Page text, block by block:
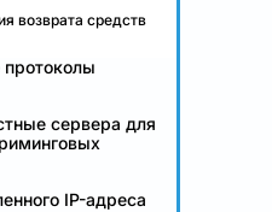
возврата средств
сервера для
IP-адреса